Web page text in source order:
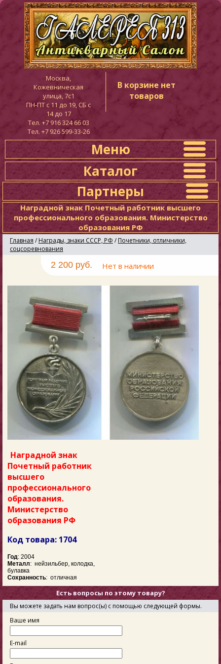
Москва,
Кожевническая
улица, 7с1
ПН-ПТ c 11 до 19, СБ с
14 до 17
Тел. +7 916 324 66 03
Тел. +7 926 599-33-26
В корзине нет
товаров
Меню
Каталог
Партнеры
Наградной знак Почетный работник высшего
профессионального образования. Министерство
образования РФ
Главная / Награды, знаки СССР, РФ / Почетники, отличники,
соцсоревнования
2 200 руб. Нет в наличии
Наградной знак
Почетный работник
высшего
профессионального
образования.
Министерство
образования РФ
Код товара: 1704
Год: 2004
Металл: нейзильбер, колодка,
булавка
Сохранность: отличная
Есть вопросы по этому товару?
Вы можете задать нам вопрос(ы) с помощью следующей формы.
Ваше имя
E-mail